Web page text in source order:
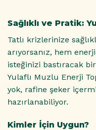
Sağlıklı ve Pratik:
Tatlı krizlerinize
arıyorsanız, hem
isteğinizi bastıracak
Yulaflı Muzlu Enerji
yok, rafine şeker
hazırlanabiliyor.
Kimler İçin Uygun?